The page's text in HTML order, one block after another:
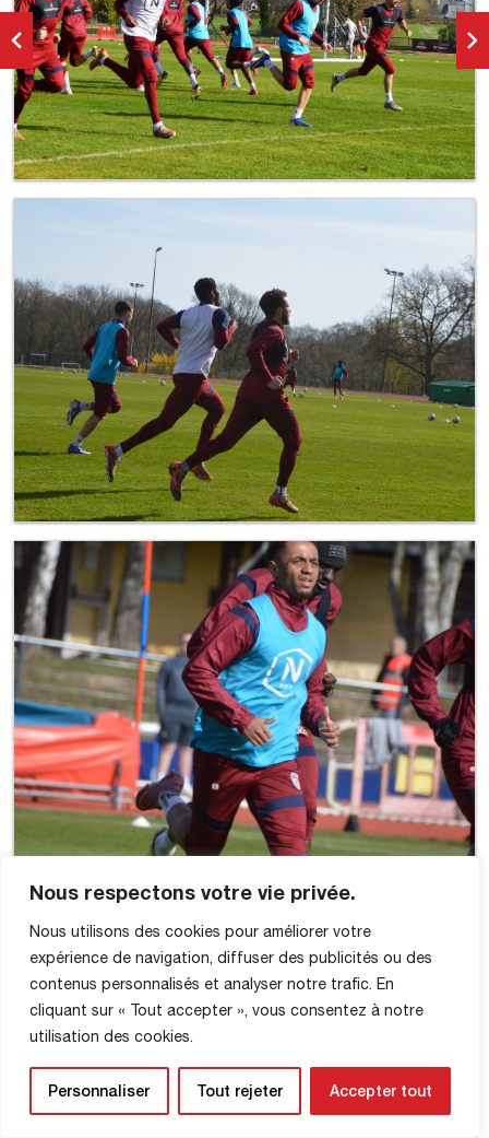
Nous respectons votre vie privée.
Nous utilisons des cookies pour améliorer votre
expérience de navigation, diffuser des publicités ou des
contenus personnalisés et analyser notre trafic. En
cliquant sur « Tout accepter », vous consentez à notre
utilisation des cookies.
Personnaliser Tout rejeter Accepter tout